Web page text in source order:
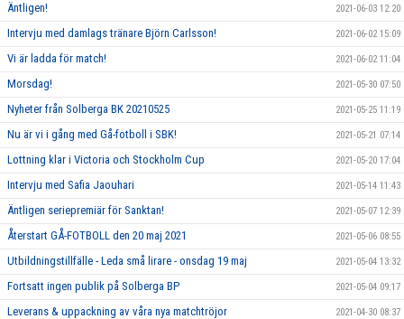
Äntligen! 2021-06-03 12:20
Intervju med damlags tränare Björn Carlsson! 2021-06-02 15:09
Vi är ladda för match! 2021-06-02 11:04
Morsdag! 2021-05-30 07:50
Nyheter från Solberga BK 20210525 2021-05-25 11:19
Nu är vi i gång med Gå-fotboll i SBK! 2021-05-21 07:14
Lottning klar i Victoria och Stockholm Cup 2021-05-20 17:04
Intervju med Safia Jaouhari 2021-05-14 11:43
Äntligen seriepremiär för Sanktan! 2021-05-07 12:39
Återstart GÅ-FOTBOLL den 20 maj 2021 2021-05-06 08:55
Utbildningstillfälle - Leda små lirare - onsdag 19 maj 2021-05-04 13:32
Fortsatt ingen publik på Solberga BP 2021-05-04 09:17
Leverans & uppackning av våra nya matchtröjor 2021-04-30 08:37